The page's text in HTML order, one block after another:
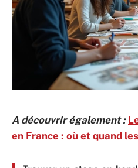
A découvrir également :
en France : où et quand